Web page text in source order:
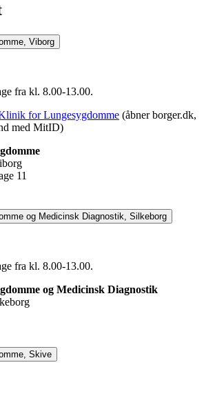
Viborg
fra kl. 8.00-13.00.
for Lungesygdomme (åbner borger.dk,
med MitID)
11
og Medicinsk Diagnostik, Silkeborg
fra kl. 8.00-13.00.
og Medicinsk Diagnostik
Skive